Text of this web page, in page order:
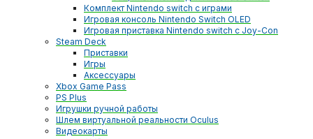
Комплект Nintendo switch с играми
Игровая консоль Nintendo Switch OLED
Игровая приставка Nintendo switch с Joy-Con
Steam Deck
Приставки
Игры
Аксессуары
Xbox Game Pass
PS Plus
Игрушки ручной работы
Шлем виртуальной реальности Oculus
Видеокарты